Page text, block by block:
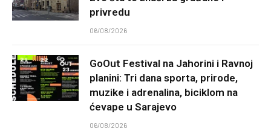
privredu
06/08/2026
GoOut Festival na Jahorini i Ravnoj
planini: Tri dana sporta, prirode,
muzike i adrenalina, biciklom na
ćevape u Sarajevo
06/08/2026